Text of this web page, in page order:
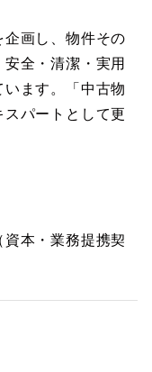
画し、物件その
全・清潔・実用
ます。「中古物
パートとして更
本・業務提携契